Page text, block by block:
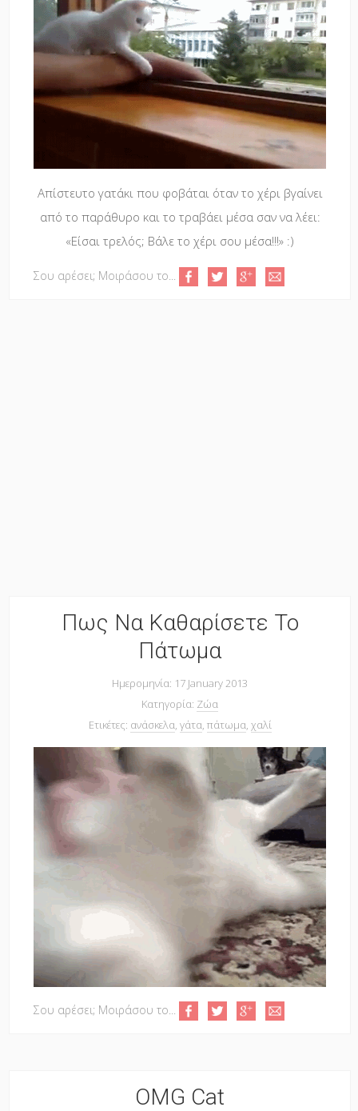
Απίστευτο γατάκι που φοβάται όταν το χέρι βγαίνει
από το παράθυρο και το τραβάει μέσα σαν να λέει:
«Είσαι τρελός; Βάλε το χέρι σου μέσα!!!» :)
Σου αρέσει; Μοιράσου το...
Πως Να Καθαρίσετε Το
Πάτωμα
Ημερομηνία: 17 January 2013
Κατηγορία: Ζώα
Ετικέτες: ανάσκελα, γάτα, πάτωμα, χαλί
Σου αρέσει; Μοιράσου το...
OMG Cat